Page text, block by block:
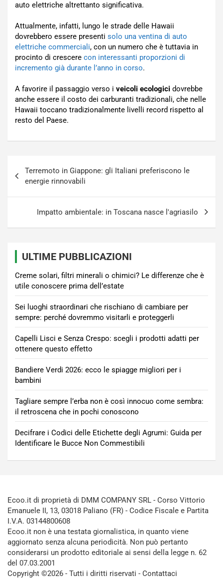
auto elettriche altrettanto significativa.
Attualmente, infatti, lungo le strade delle Hawaii
dovrebbero essere presenti solo una ventina di auto
elettriche commerciali, con un numero che è tuttavia in
procinto di crescere con interessanti proporzioni di
incremento già durante l’anno in corso.
A favorire il passaggio verso i veicoli ecologici dovrebbe
anche essere il costo dei carburanti tradizionali, che nelle
Hawaii toccano tradizionalmente livelli record rispetto al
resto del Paese.
articoli
Terremoto in Giappone: gli Italiani preferiscono le
energie rinnovabili
Impatto ambientale: in Toscana nasce l'agriasilo
ULTIME PUBBLICAZIONI
Creme solari, filtri minerali o chimici? Le differenze che è
utile conoscere prima dell’estate
Sei luoghi straordinari che rischiano di cambiare per
sempre: perché dovremmo visitarli e proteggerli
Capelli Lisci e Senza Crespo: scegli i prodotti adatti per
ottenere questo effetto
Bandiere Verdi 2026: ecco le spiagge migliori per i
bambini
Tagliare sempre l’erba non è così innocuo come sembra:
il retroscena che in pochi conoscono
Decifrare i Codici delle Etichette degli Agrumi: Guida per
Identificare le Bucce Non Commestibili
Ecoo.it di proprietà di DMM COMPANY SRL - Corso Vittorio
Emanuele II, 13, 03018 Paliano (FR) - Codice Fiscale e Partita
I.V.A. 03144800608
Ecoo.it non è una testata giornalistica, in quanto viene
aggiornato senza alcuna periodicità. Non può pertanto
considerarsi un prodotto editoriale ai sensi della legge n. 62
del 07.03.2001
Copyright ©2026 - Tutti i diritti riservati - Contattaci